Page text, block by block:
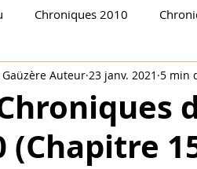
Chroniques 2010
2017-2018 Chroniques en
Chroniques d'un auteur perdu
(Chapitre
Gaüzère Auteur 23 janv. 2021 5 min